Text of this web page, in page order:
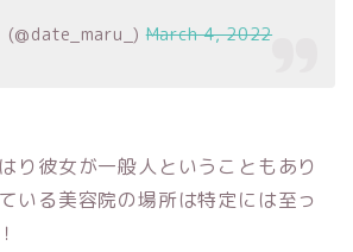
(@date_maru_)March 4, 2022
り彼女が一般人ということもあり
いる美容院の場所は特定には至っ